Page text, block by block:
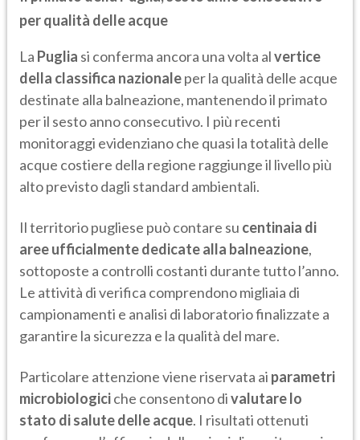
per qualità delle acque
La Puglia si conferma ancora una volta alvertice
della classifica nazionaleper la qualità delle acque
destinate alla balneazione, mantenendo il primato
per il sesto anno consecutivo. I più recenti
monitoraggi evidenziano che quasi la totalità delle
acque costiere della regione raggiunge il livello più
alto previsto dagli standard ambientali.
Il territorio pugliese può contare su centinaia di
aree ufficialmente dedicate alla balneazione,
sottoposte a controlli costanti durante tutto l’anno.
Le attività di verifica comprendono migliaia di
campionamenti e analisi di laboratorio finalizzate a
garantire la sicurezza e la qualità del mare.
Particolare attenzione viene riservata ai parametri
microbiologiciche consentono divalutare lo
stato di salute delle acque. I risultati ottenuti